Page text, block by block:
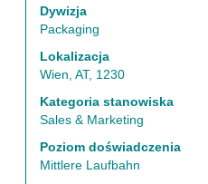
Dywizja
Packaging
Lokalizacja
Wien, AT, 1230
Kategoria stanowiska
Sales & Marketing
Poziom doświadczenia
Mittlere Laufbahn
wyświetlić
pełną
danych
oferty
pracy.